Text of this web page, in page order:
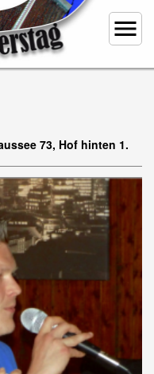
menu
73, Hof hinten 1.